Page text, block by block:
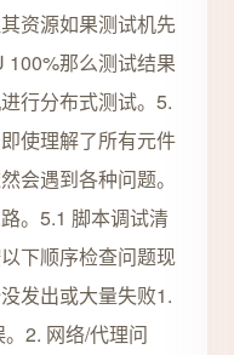
资源如果测试机先
100%那么测试结果
行分布式测试。5.
使理解了所有元件
会遇到各种问题。
。5.1 脚本调试清
下顺序检查问题现
发出或大量失败1.
2. 网络/代理问